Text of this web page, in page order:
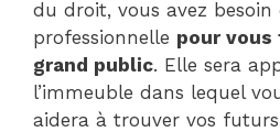
du droit, vous avez besoin
professionnelle pour vous
grand public. Elle sera
l’immeuble dans lequel
aidera à trouver vos